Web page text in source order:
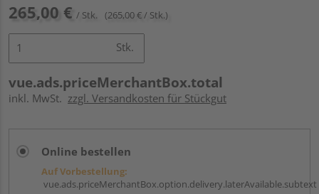
265,00 € / Stk. (265,00 € / Stk.)
Stk.
vue.ads.priceMerchantBox.total
inkl. MwSt. zzgl. Versandkosten für Stückgut
Online bestellen
Auf Vorbestellung:
vue.ads.priceMerchantBox.option.delivery.laterAvailable.subtext